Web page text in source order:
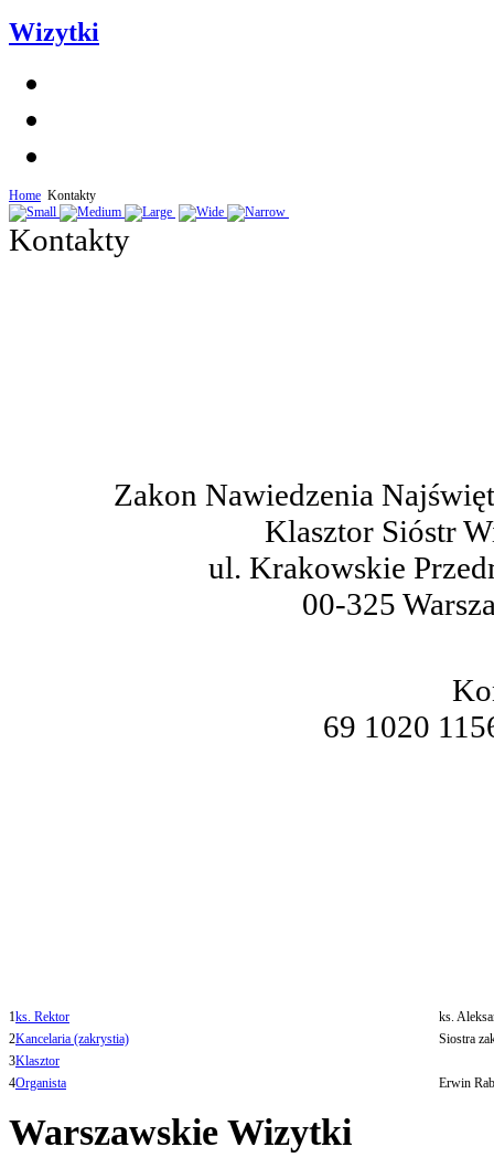
Wizytki
Home Kontakty
Kontakty
Zakon Nawiedzenia
Klasztor Sióstr
ul. Krakowskie
00-325
69 1020
1ks. Rektor
ks.
2Kancelaria (zakrystia)
Siostra
3Klasztor
4Organista Erwin
Warszawskie Wizytki